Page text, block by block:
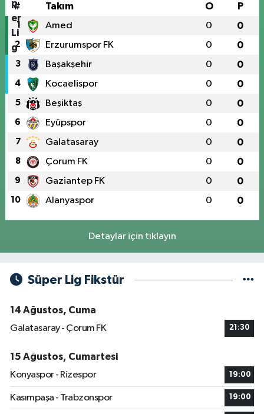
# Takım O P
1 Amed 0 0
2 Erzurumspor FK 0 0
3 Başakşehir 0 0
4 Kocaelispor 0 0
5 Beşiktaş 0 0
6 Eyüpspor 0 0
7 Galatasaray 0 0
8 Çorum FK 0 0
9 Gaziantep FK 0 0
10 Alanyaspor 0 0
Detaylar için tıklayın
Süper Lig Fikstür
14 Ağustos, Cuma
Galatasaray - Çorum FK
21:30
15 Ağustos, Cumartesi
Konyaspor - Rizespor
19:00
Kasımpaşa - Trabzonspor 19:00